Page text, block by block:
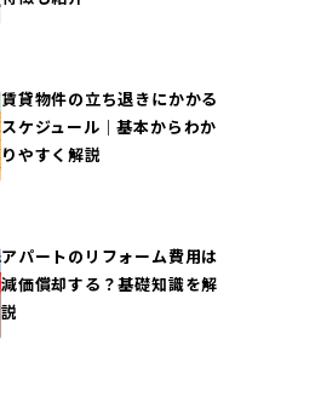
賃貸物件の立ち退きにかかる
スケジュール｜基本からわか
りやすく解説
アパートのリフォーム費用は
減価償却する？基礎知識を解
説